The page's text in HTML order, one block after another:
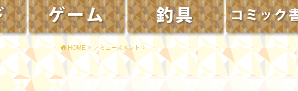
HOME アミューズメント